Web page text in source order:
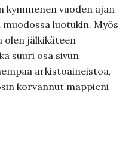
kymmenen vuoden ajan
luotukin. Myös
olen jälkikäteen
suuri osa sivun
arkistoaineistoa,
korvannut mappieni